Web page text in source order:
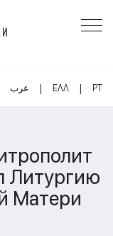
عرب | ΕΛΛ | PT
Литургию
Матери